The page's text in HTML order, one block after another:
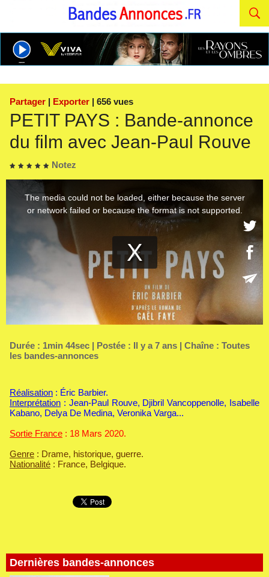
Partager | Exporter | 656 vues
PETIT PAYS : Bande-annonce
du film avec Jean-Paul Rouve
Notez
Dernières bandes-annonces
Durée : 1min 44sec | Postée : Il y a 7 ans | Chaîne : Toutes
les bandes-annonces
Réalisation : Éric Barbier.
Interprétation : Jean-Paul Rouve, Djibril Vancoppenolle, Isabelle
Kabano, Delya De Medina, Veronika Varga...
Sortie France : 18 Mars 2020.
Genre : Drame, historique, guerre.
Nationalité : France, Belgique.